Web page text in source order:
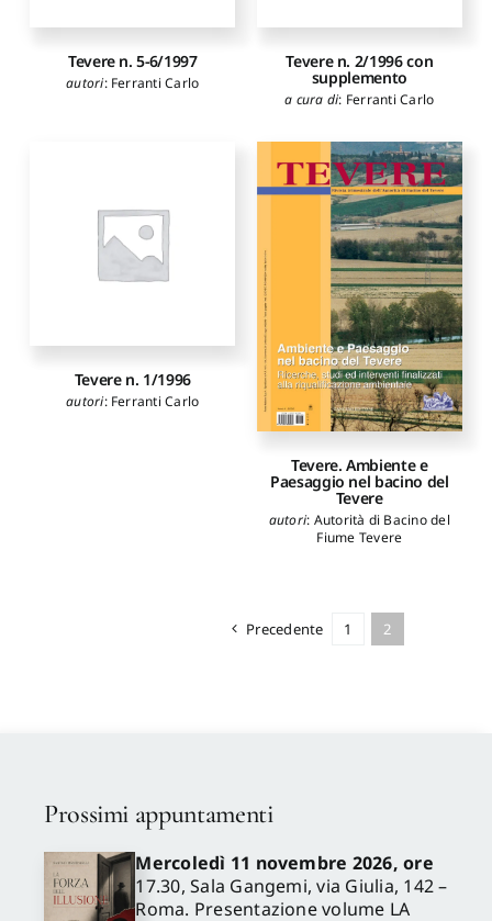
Tevere n. 5-6/1997
autori: Ferranti Carlo
Tevere n. 2/1996 con
supplemento
a cura di: Ferranti Carlo
Tevere n. 1/1996
autori: Ferranti Carlo
Tevere. Ambiente e
Paesaggio nel bacino del
Tevere
autori: Autorità di Bacino del
Fiume Tevere
Precedente 1 2
Prossimi appuntamenti
Mercoledì 11 novembre 2026, ore
17.30, Sala Gangemi, via Giulia, 142 –
Roma. Presentazione volume LA